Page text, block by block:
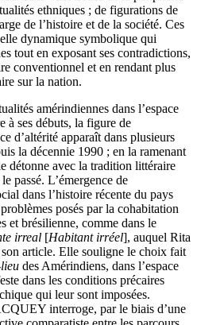
ethniques ; de figurations de
de l’histoire et de la société. Ces
dynamique symbolique qui
tout en exposant ses contradictions,
conventionnel et en rendant plus
sur la nation.
amérindiennes dans l’espace
à ses débuts, la figure de
d’altérité apparaît dans plusieurs
la décennie 1990 ; en la ramenant
détonne avec la tradition littéraire
passé. L’émergence de
dans l’histoire récente du pays
posés par la cohabitation
et brésilienne, comme dans le
irreal [Habitant irréel], auquel Rita
article. Elle souligne le choix fait
des Amérindiens, dans l’espace
dans les conditions précaires
qui leur sont imposées.
interroge, par le biais d’une